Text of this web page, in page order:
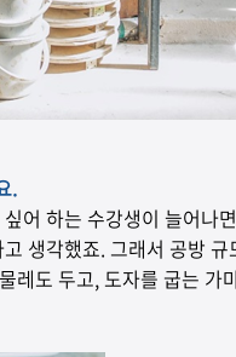
.
어 하는 수강생이 늘어나
생각했죠. 그래서 공방
레도 두고, 도자를 굽는 가